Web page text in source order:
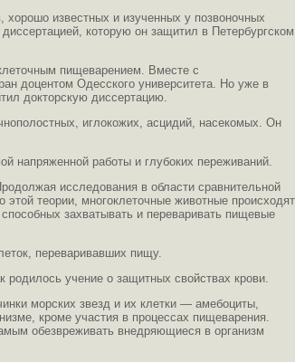
известных и изученных у позвоночных
которую он защитил в Петербургском
пищеварением. Вместе с
доцентом Одесского университета. Но уже в
докторскую диссертацию.
иглокожих, асцидий, насекомых. Он
напряженной работы и глубоких переживаний.
исследования в области сравнительной
теории, многоклеточные животные происходят
захватывать и переваривать пищевые
переваривавших пищу.
учение о защитных свойствах крови.
морских звезд и их клетки — амебоциты,
кроме участия в процессах пищеварения.
обезвреживать внедряющиеся в организм